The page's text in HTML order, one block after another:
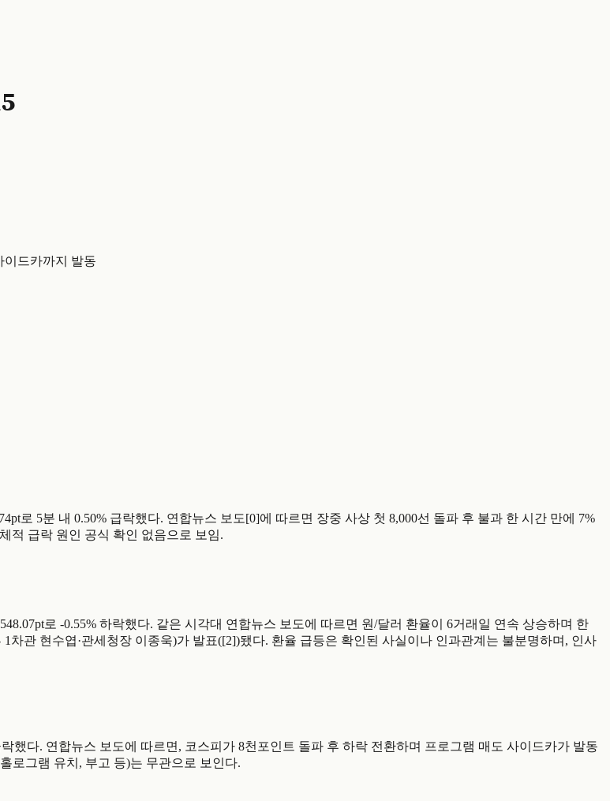
이드카까지 발동
로 5분 내 0.50% 급락했다. 연합뉴스 보도[0]에 따르면 장중 사상 첫 8,000선 돌파 후 불과 한 시간 만에 7%
적 급락 원인 공식 확인 없음으로 보임.
로 -0.55% 하락했다. 같은 시각대 연합뉴스 보도에 따르면 원/달러 환율이 6거래일 연속 상승하며 한
차관 현수엽·관세청장 이종욱)가 발표([2])됐다. 환율 급등은 확인된 사실이나 인과관계는 불분명하며, 인사
락했다. 연합뉴스 보도에 따르면, 코스피가 8천포인트 돌파 후 하락 전환하며 프로그램 매도 사이드카가 발동
로그램 유치, 부고 등)는 무관으로 보인다.